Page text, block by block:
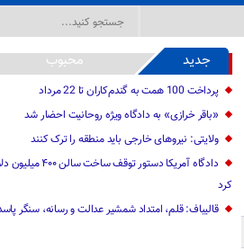
جدید محبوب
پرداخت 100 همت به گندم‌کاران تا 22 مرداد
«باقر خرازی» به دادگاه ویژه روحانیت احضار شد
ولایتی: نیرو‌های خارجی باید منطقه را ترک کنند
دادگاه آمریکا دستور
کرد
قالیباف: قلم، امتداد شمشیر عدالت و رسانه، سنگر